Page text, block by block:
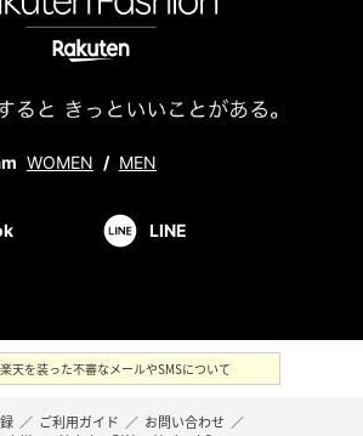
WOMEN / MEN
LINE
楽天を装った不審なメールやSMSについて
／ ご利用ガイド ／ お問い合わせ ／